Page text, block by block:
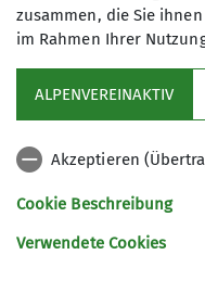
einfach bis
wir gerne die
Pisten auf
Sektion
Programm
zusammen, die Sie
im Rahmen Ihrer
ALPENVEREINAKTIV
Akzeptieren
Cookie Beschreibung
Verwendete Cookies